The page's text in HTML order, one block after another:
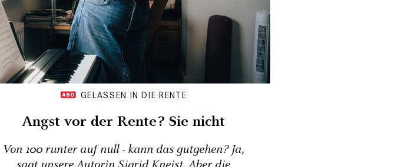
GELASSEN IN DIE RENTE
Angst vor der Rente? Sie nicht
Von 100 runter auf null - kann das gutgehen? Ja,